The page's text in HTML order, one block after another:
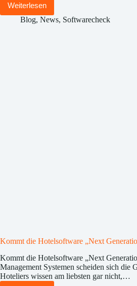
Weiterlesen
Endlich
ist
sie
Blog, News, Softwarecheck
Kommt die Hotelsoftware „Next
Kommt die Hotelsoftware „Next
Management Systemen scheiden sich die
Hoteliers wissen am liebsten gar nicht,…